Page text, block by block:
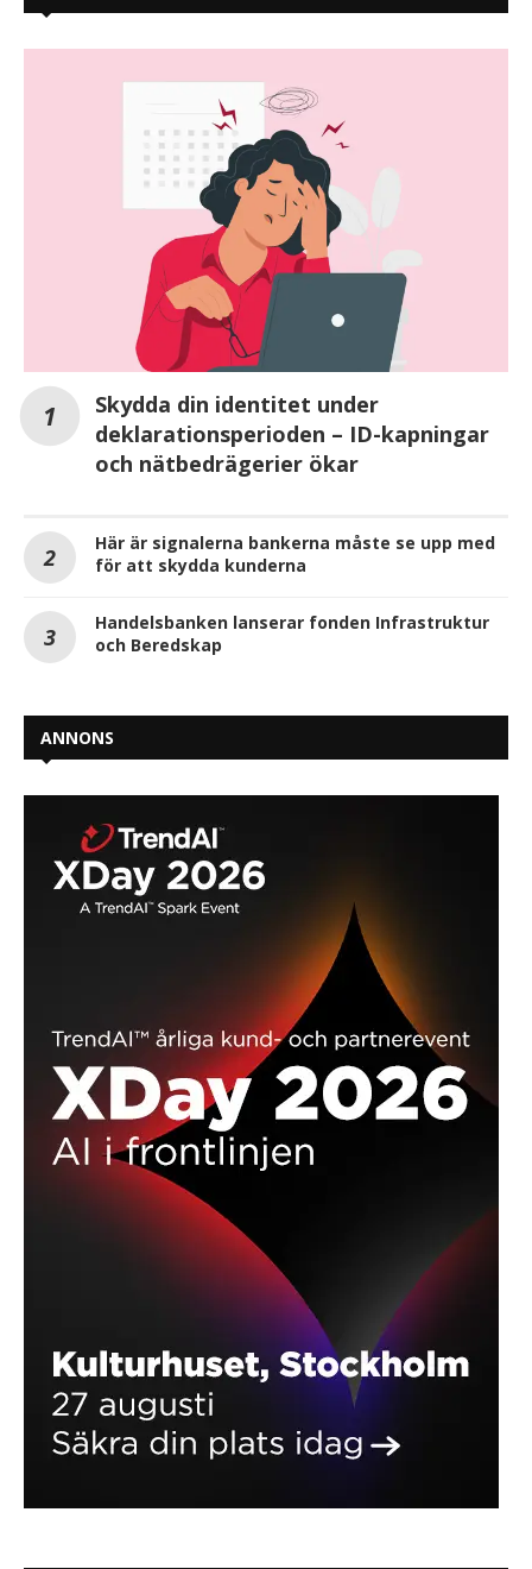
Skydda din identitet under
deklarationsperioden – ID-kapningar
och nätbedrägerier ökar
Här är signalerna bankerna måste se upp med
för att skydda kunderna
Handelsbanken lanserar fonden Infrastruktur
och Beredskap
ANNONS